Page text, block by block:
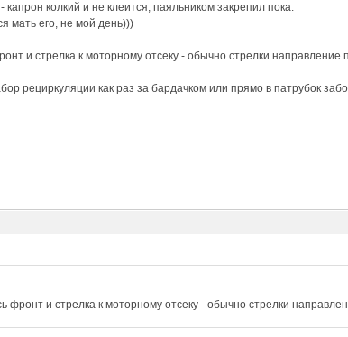
колкий и не клеится, паяльником закрепил пока.
мать его, не мой день)))
и стрелка к моторному отсеку - обычно стрелки направление
рециркуляции как раз за бардачком или прямо в патрубок
фронт и стрелка к моторному отсеку - обычно стрелки